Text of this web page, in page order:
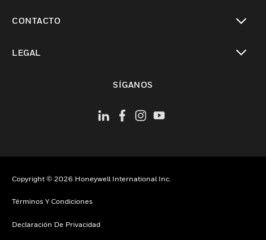
CONTACTO
LEGAL
SÍGANOS
Copyright © 2026 Honeywell International Inc.
Términos Y Condiciones
Declaración De Privacidad